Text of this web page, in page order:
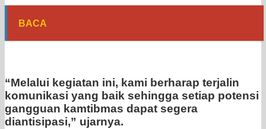
BACA
“Melalui kegiatan ini, kami berharap terjalin
komunikasi yang baik sehingga setiap potensi
gangguan kamtibmas dapat segera
diantisipasi,” ujarnya.